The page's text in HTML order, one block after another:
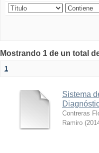
Mostrando 1 de un total
1
Sistema
Contreras
Ramiro (